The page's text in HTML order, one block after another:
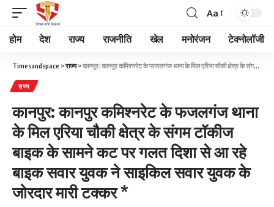
Aa
होम देश राज्य राजनीति खेल मनोरंजन टेक्नोलॉजी
Timesandspace >राज्य>कानपुर: कानपुर कमिश्नरेट के फजलगंज थाना के मिल एरिया चौकी क्षेत्र के संगम टॉकीज बाइक के सामने कट पर गलत दिशा से आ रहे बाइक सवार युवक ने साइकिल सवार युवक के जोरदार मारी टक्कर *
राज्य
कानपुर: कानपुर कमिश्नरेट के फजलगंज थाना
के मिल एरिया चौकी क्षेत्र के संगम टॉकीज
बाइक के सामने कट पर गलत दिशा से आ रहे
बाइक सवार युवक ने साइकिल सवार युवक के
जोरदार मारी टक्कर *